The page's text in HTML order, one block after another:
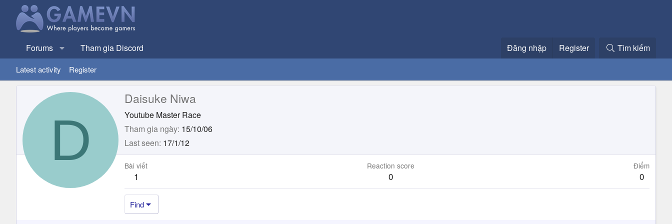
Forums Tham gia Discord Đăng nhập Register Tìm kiếm
Latest activity Register
D
Daisuke Niwa
Youtube Master Race
Tham gia ngày 15/10/06
Last seen 17/1/12
Bài viết
1
Reaction score
0
Điểm
0
Find